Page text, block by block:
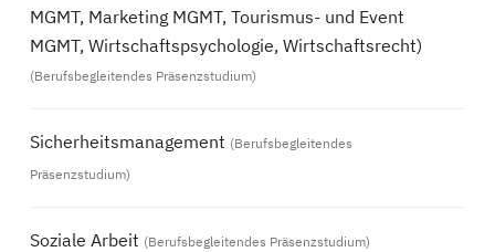
MGMT, Marketing MGMT, Tourismus- und Event
MGMT, Wirtschaftspsychologie, Wirtschaftsrecht)
(Berufsbegleitendes Präsenzstudium)
Sicherheitsmanagement (Berufsbegleitendes
Präsenzstudium)
Soziale Arbeit (Berufsbegleitendes Präsenzstudium)